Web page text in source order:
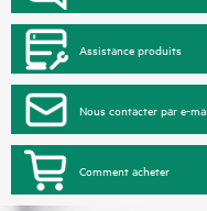
Assistance produits
Nous contacter par e-
Comment acheter